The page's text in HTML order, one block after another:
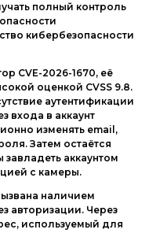
полный контроль
кибербезопасности
CVE-2026-1670, её
оценкой CVSS 9.8.
аутентификации
входа в аккаунт
изменять email,
Затем остаётся
аккаунтом
с камеры.
наличием
авторизации. Через
используемый для